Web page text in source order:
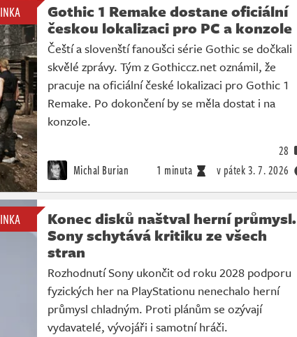
Gothic 1 Remake dostane oficiální
českou lokalizaci pro PC a konzole
Čeští a slovenští fanoušci série Gothic se dočkali
skvělé zprávy. Tým z Gothiccz.net oznámil, že
pracuje na oficiální české lokalizaci pro Gothic 1
Remake. Po dokončení by se měla dostat i na
konzole.
Michal Burian 1 minuta v pátek3. 7. 2026
28
Konec disků naštval herní průmysl.
Sony schytává kritiku ze všech
stran
Rozhodnutí Sony ukončit od roku 2028 podporu
fyzických her na PlayStationu nenechalo herní
průmysl chladným. Proti plánům se ozývají
vydavatelé, vývojáři i samotní hráči.